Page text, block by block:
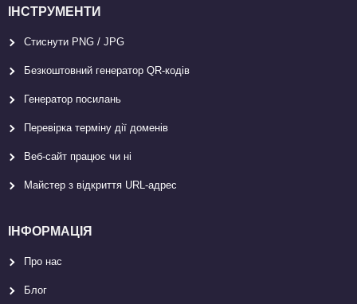
ІНСТРУМЕНТИ
Стиснути PNG / JPG
Безкоштовний генератор QR-кодів
Генератор посилань
Перевірка терміну дії доменів
Веб-сайт працює чи ні
Майстер з відкриття URL-aдрес
ІНФОРМАЦІЯ
Про нас
Блог